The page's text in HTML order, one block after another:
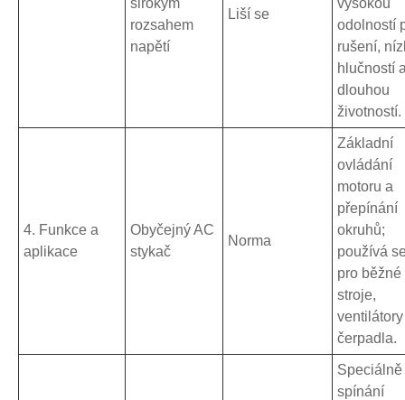
rozsahem
napětí
Liší se
odolností
rušení,
hlučností
dlouhou
životností.
4. Funkce a
aplikace
Obyčejný AC
stykač
Norma
Základní
ovládání
motoru a
přepínání
okruhů;
používá
pro běžné
stroje,
čerpadla.
Speciálně
spínání